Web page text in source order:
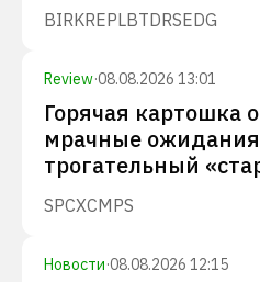
BIRKREPLBTDRSEDG
Review·08.08.2026 13:01
Горячая картошка
мрачные
трогательный
SPCXCMPS
Новости·08.08.2026 12:15